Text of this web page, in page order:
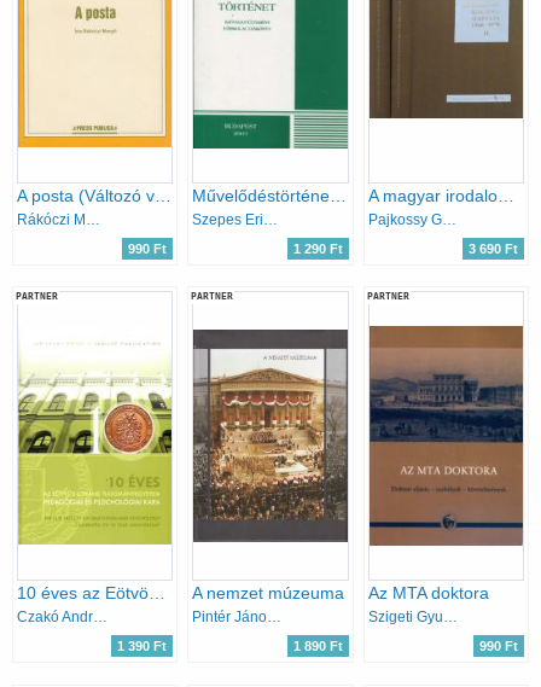
990 Ft 1 290 Ft
A magyar irodalom és irodalomtudomány bibliográfiája 1966-1970 I-II.
Pajkossy György (szerk.)
3 690 Ft
PARTNER
Czakó Andrea - Kraiciné dr. Szokoly Mária - dr. Lőrincsik Éva - dr. Perjés István (szerk.)
1 390 Ft
PARTNER
A nemzet múzeuma
Pintér János (szerk.)
1 890 Ft
PARTNER
Az MTA doktora
Szigeti Gyula Péter (szerk.)
990 Ft